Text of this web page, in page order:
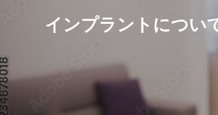
インプラントについ